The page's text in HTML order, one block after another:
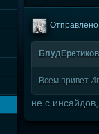
Всем
не с